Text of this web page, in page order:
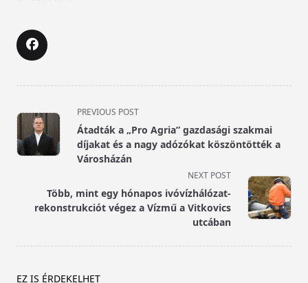
<span
class="nav-
subtitle
screen-
text">Page</span>
PREVIOUS POST
Átadták a „Pro Agria” gazdasági szakmai
díjakat és a nagy adózókat köszöntötték a
Városházán
NEXT POST
Több, mint egy hónapos ivóvízhálózat-
rekonstrukciót végez a Vízmű a Vitkovics
utcában
EZ IS ÉRDEKELHET